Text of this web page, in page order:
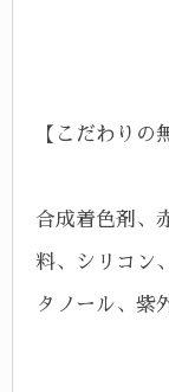
【こだわりの
合成着色剤、
料、シリコン
タノール、紫